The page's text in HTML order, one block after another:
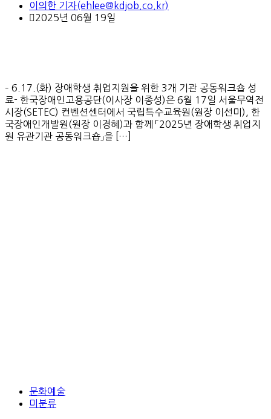
이의한 기자(ehlee@kdjob.co.kr)
2025년 06월 19일
– 6.17.(화) 장애학생 취업지원을 위한 3개 기관 공동워크숍 성
료- 한국장애인고용공단(이사장 이종성)은 6월 17일 서울무역전
시장(SETEC) 컨벤션센터에서 국립특수교육원(원장 이선미), 한
국장애인개발원(원장 이경혜)과 함께 「2025년 장애학생 취업지
원 유관기관 공동워크숍」을 […]
문화예술
미분류